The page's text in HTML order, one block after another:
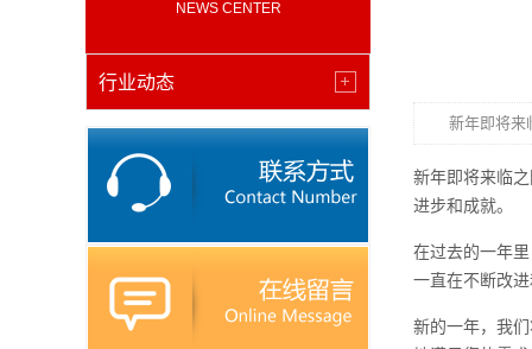
NEWS CENTER
行业动态
新年即将来
新年即将来临
进步和成就。
在过去的一年
一直在不断改
新的一年，我